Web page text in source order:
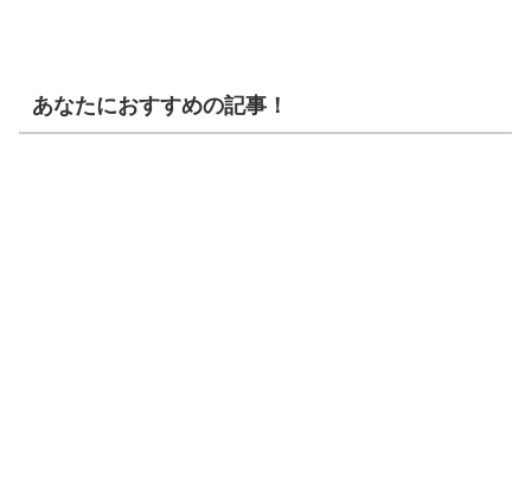
あなたにおすすめの記事！